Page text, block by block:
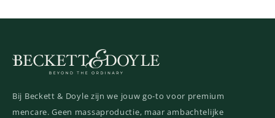
Bij Beckett & Doyle zijn we jouw go-to voor premium
mencare. Geen massaproductie, maar ambachtelijke